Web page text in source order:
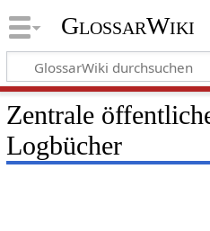
GlossarWiki
Zentrale
Logbücher